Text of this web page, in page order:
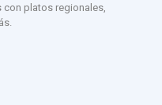
con platos regionales,